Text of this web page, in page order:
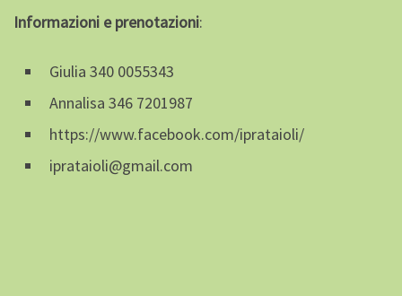
Informazioni e prenotazioni:
Giulia 340 0055343
Annalisa 346 7201987
https://www.facebook.com/iprataioli/
iprataioli@gmail.com